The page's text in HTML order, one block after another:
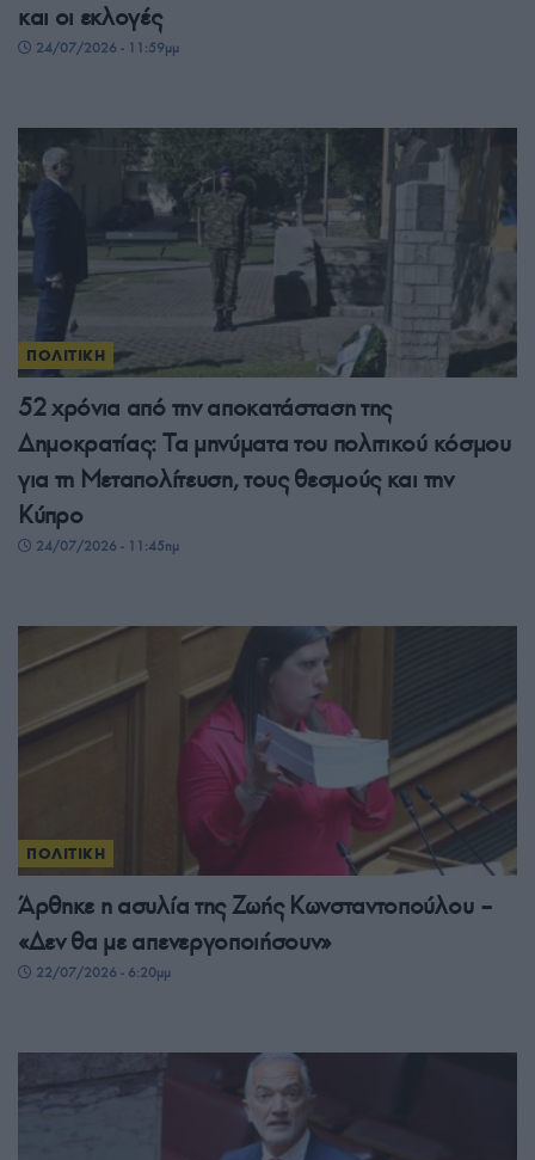
και οι εκλογές
24/07/2026 - 11:59μμ
ΠΟΛΙΤΙΚΗ
52 χρόνια από την αποκατάσταση της
Δημοκρατίας: Τα μηνύματα του πολιτικού κόσμου
για τη Μεταπολίτευση, τους θεσμούς και την
Κύπρο
24/07/2026 - 11:45πμ
ΠΟΛΙΤΙΚΗ
Άρθηκε η ασυλία της Ζωής Κωνσταντοπούλου –
«Δεν θα με απενεργοποιήσουν»
22/07/2026 - 6:20μμ